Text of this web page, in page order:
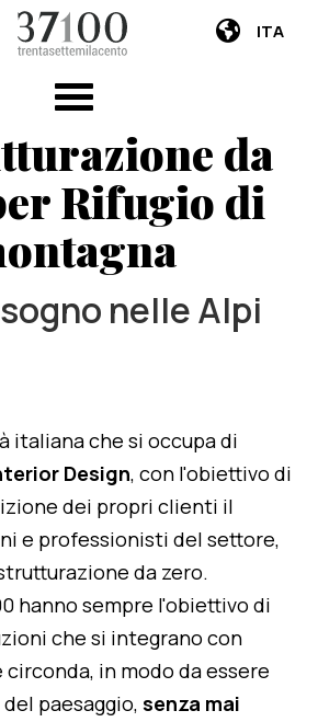
ITA
da
Rifugio di
nelle Alpi
italiana che si occupa di
Design, con l'obiettivo di
dei propri clienti il
e professionisti del settore,
da zero.
hanno sempre l'obiettivo di
che si integrano con
in modo da essere
paesaggio, senza mai